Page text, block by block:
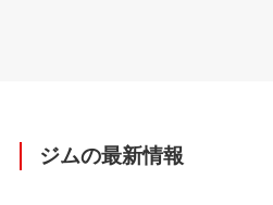
ジムの最新情報